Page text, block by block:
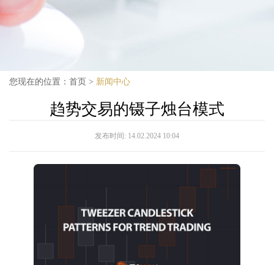
您现在的位置： 首页 > 新闻中心
趋势交易的镊子烛台模式
发布时间: 14.02.2024 10:04